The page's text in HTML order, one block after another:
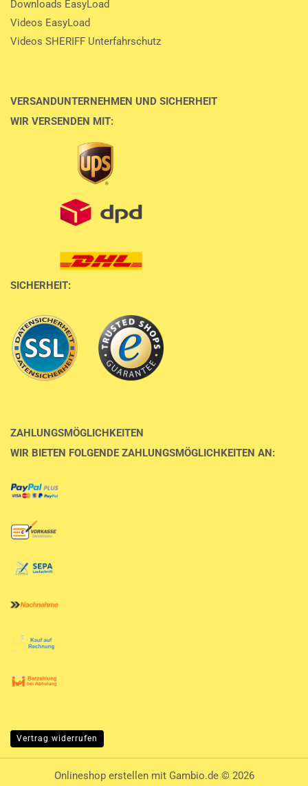
Downloads EasyLoad
Videos EasyLoad
Videos SHERIFF Unterfahrschutz
VERSANDUNTERNEHMEN UND SICHERHEIT
WIR VERSENDEN MIT:
SICHERHEIT:
ZAHLUNGSMÖGLICHKEITEN
WIR BIETEN FOLGENDE ZAHLUNGSMÖGLICHKEITEN AN:
Vertrag widerrufen
Onlineshop erstellenmit Gambio.de © 2026